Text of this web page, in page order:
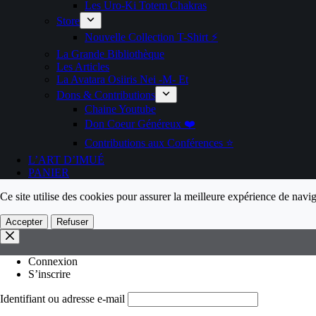
Les Uro-Ki Totem Chakras
Store
Nouvelle Collection T-Shirt ⚡️
La Grande Bibliothèque
Les Articles
La Avatara Osiiris Nei -M- Et
Dons & Contributions
Chaine Youtube
Don Coeur Généreux ❤️
Contributions aux Conférences ⭐️
L’ART D’IMUÉ
PANIER
Ce site utilise des cookies pour assurer la meilleure expérience de
Accepter Refuser
Connexion
S’inscrire
Identifiant ou adresse e-mail